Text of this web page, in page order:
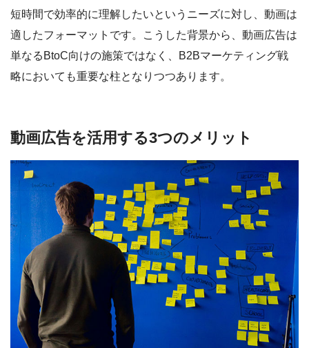
短時間で効率的に理解したいというニーズに対し、動画は
適したフォーマットです。こうした背景から、動画広告は
単なるBtoC向けの施策ではなく、B2Bマーケティング戦
略においても重要な柱となりつつあります。
動画広告を活用する3つのメリット